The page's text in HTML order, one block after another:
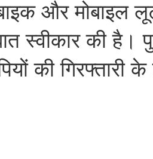
और मोबाइल
स्वीकार की है।
की गिरफ्तारी के